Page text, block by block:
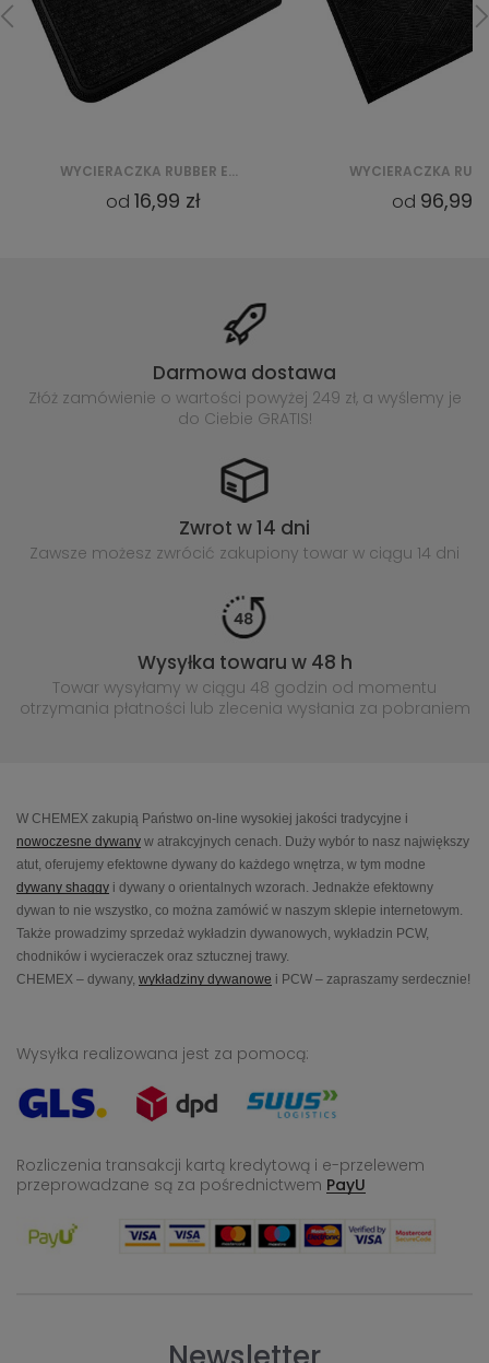
WYCIERACZKA RUBBER EDGE CKGPPM03 GREY
od 96,99 zł od16,99 zł
Darmowa dostawa
Złóż zamówienie o wartości powyżej 249 zł, a wyślemy je
do Ciebie GRATIS!
Zwrot w 14 dni
Zawsze możesz zwrócić zakupiony towar w ciągu 14 dni
Wysyłka towaru w 48 h
Towar wysyłamy w ciągu 48 godzin od momentu
otrzymania płatności lub zlecenia wysłania za pobraniem
W CHEMEX zakupią Państwo on-line wysokiej jakości tradycyjne i
nowoczesne dywany w atrakcyjnych cenach. Duży wybór to nasz największy
atut, oferujemy efektowne dywany do każdego wnętrza, w tym modne
dywany shaggy i dywany o orientalnych wzorach. Jednakże efektowny
dywan to nie wszystko, co można zamówić w naszym sklepie internetowym.
Także prowadzimy sprzedaż wykładzin dywanowych, wykładzin PCW,
chodników i wycieraczek oraz sztucznej trawy.
CHEMEX – dywany, wykładziny dywanowe i PCW – zapraszamy serdecznie!
Wysyłka realizowana jest za pomocą:
Rozliczenia transakcji kartą kredytową i e-przelewem
przeprowadzane są za pośrednictwem PayU